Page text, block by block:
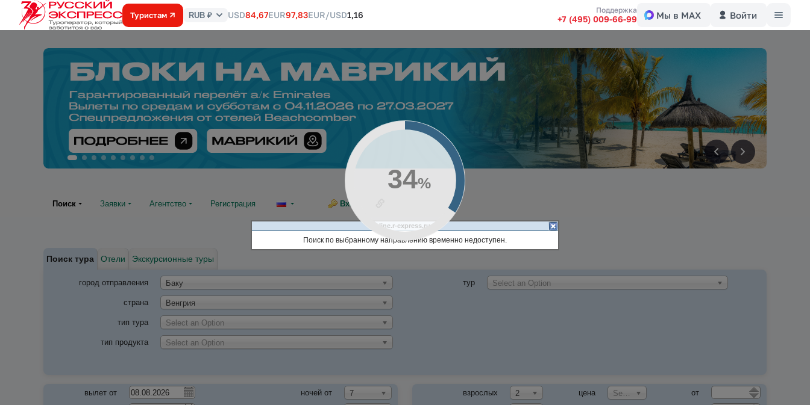
Туристам
Курс
валют
RUB ₽ USD84,67EUR97,83EUR/USD1,16 Поддержка
+7 (495) 009-66-99 Мы в MAX Войти
впередвперед
Поиск Заявки Агентство Регистрация Вход
Ссылка на эту страницу
Поиск тура Отели Экскурсионные туры
город отправления Баку
страна Венгрия
тип тура Select an Option
тип продукта Select an Option
тур Select an Option
вылет от ночей от
7
взрослых 2 цена Select an Option
от
35%
online.r-express.ru
Поиск по выбранному направлению временно недоступен.